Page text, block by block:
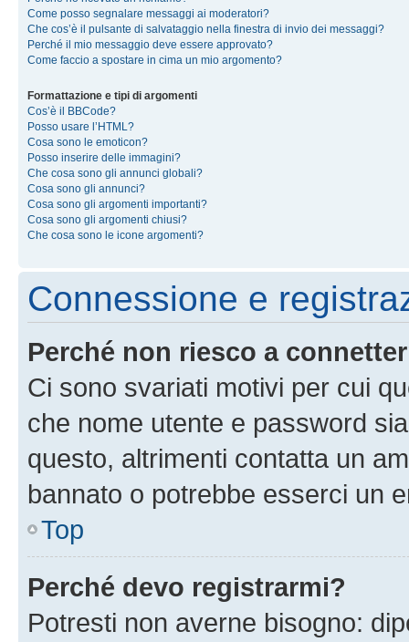
Come posso segnalare messaggi ai moderatori?
Che cos’è il pulsante di salvataggio nella finestra di invio dei messaggi?
Perché il mio messaggio deve essere approvato?
Come faccio a spostare in cima un mio argomento?
Formattazione e tipi di argomenti
Cos’è il BBCode?
Posso usare l’HTML?
Cosa sono le emoticon?
Posso inserire delle immagini?
Che cosa sono gli annunci globali?
Cosa sono gli annunci?
Cosa sono gli argomenti importanti?
Cosa sono gli argomenti chiusi?
Che cosa sono le icone argomenti?
Connessione e
Perché non riesco a
Ci sono svariati motivi per cui
che nome utente e password
questo, altrimenti contatta un
bannato o potrebbe esserci un
Top
Perché devo registrarmi?
Potresti non averne bisogno: